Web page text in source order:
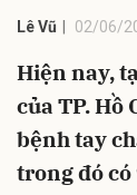
Lê Vũ 02/06/
Hiện nay,
của TP. Hồ
bệnh tay
trong đó có